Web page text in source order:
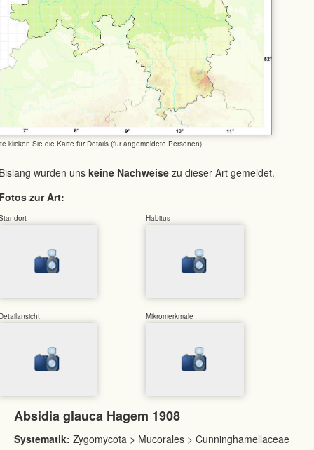
klicken Sie die Karte für Details (für angemeldete Personen)
wurden uns keine Nachweise zu dieser Art gemeldet.
zur Art:
Habitus
Mikromerkmale
Absidia glauca Hagem 1908
Systematik: Zygomycota > Mucorales > Cunninghamellaceae